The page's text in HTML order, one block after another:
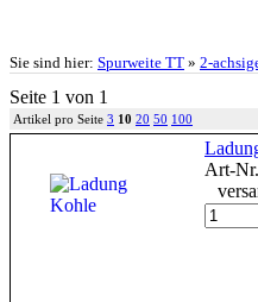
Sie sind hier: Spurweite TT » 2-
Seite 1 von 1
Artikel pro Seite 3 10 20 50 100
Art-